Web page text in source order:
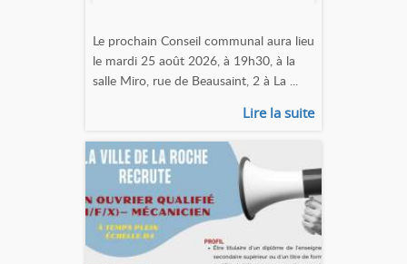
Le prochain Conseil communal aura lieu
le mardi 25 août 2026, à 19h30, à la
salle Miro, rue de Beausaint, 2 à La ...
Lire la suite